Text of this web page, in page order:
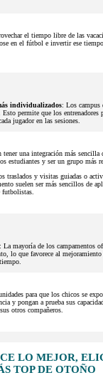
el tiempo libre de las
en el fútbol e invertir ese
individualizados: Los campus
permite que los entrenadores
jugador en las sesiones.
tener una integración más sencilla
estudiantes y ser un grupo más
traslados y visitas guiadas o
suelen ser más sencillos de
futbolistas.
: La mayoría de los campamentos
lo que favorece al
para que los chicos se
y pongan a prueba sus
otros compañeros.
LO MEJOR,
TOP DE OTOÑO